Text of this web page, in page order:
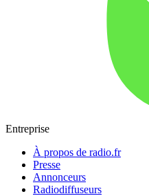
Entreprise
À propos de radio.fr
Presse
Annonceurs
Radiodiffuseurs